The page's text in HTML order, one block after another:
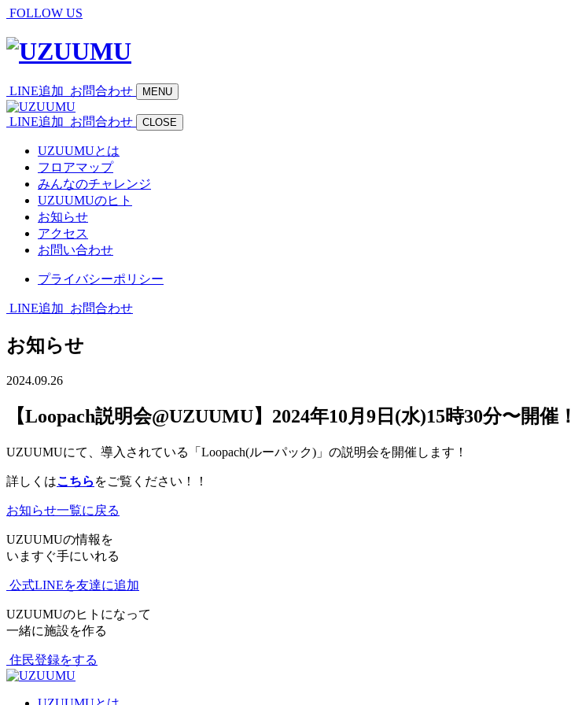
FOLLOW US
LINE追加 お問合わせ MENU
LINE追加 お問合わせ CLOSE
UZUUMUとは
フロアマップ
みんなのチャレンジ
UZUUMUのヒト
お知らせ
アクセス
お問い合わせ
プライバシーポリシー
LINE追加 お問合わせ
お知らせ
2024.09.26
【Loopach説明会@UZUUMU】2024年10月9日(水)15時30分〜開催！
UZUUMUにて、導入されている「Loopach(ルーパック)」の説明会を開催します！
詳しくはこちら をご覧ください！！
お知らせ一覧に戻る
UZUUMUの情報を
いますぐ手にいれる
公式LINEを友達に追加
UZUUMUのヒトになって
一緒に施設を作る
住民登録をする